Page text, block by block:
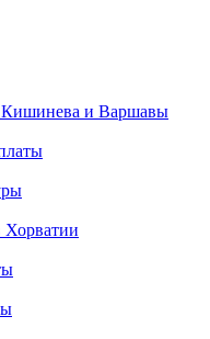
Кишинева и Варшавы
Хорватии